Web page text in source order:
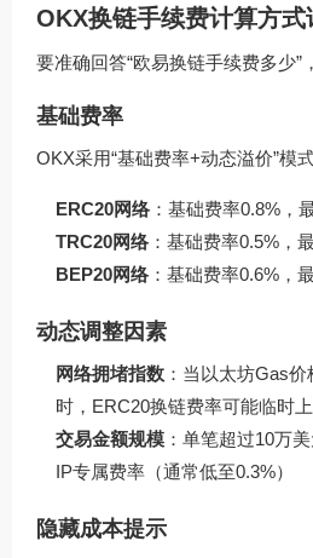
OKX换链手续费计算方式
要准确回答“欧易换链手续费多少”
基础费率
OKX采用“基础费率+动态溢价”模
ERC20网络：基础费率0.8%，
TRC20网络：基础费率0.5%，
BEP20网络：基础费率0.6%，
动态调整因素
网络拥堵指数 ：当以太坊Gas
时，ERC20换链费率可能临时
交易金额规模 ：单笔超过10万
IP专属费率（通常低至0.3%）
隐藏成本提示